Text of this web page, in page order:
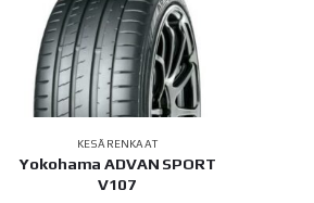
KESÄRENKAAT
Yokohama ADVAN SPORT
V107